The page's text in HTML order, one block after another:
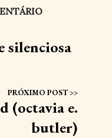
silenciosa
(octavia e.
butler)